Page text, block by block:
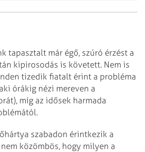
tapasztalt már égő, szúró érzést a
kipirosodás is követett. Nem is
tizedik fiatalt érint a probléma
órákig nézi mereven a
míg az idősek harmada
szabadon érintkezik a
közömbös, hogy milyen a